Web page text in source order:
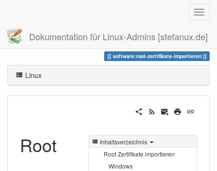
Dokumentation für Linux-Admins [stefanux.de]
Zuletzt angesehen root-zertifikate-importieren
software:root-zertifikate-importieren
Linux
Inhaltsverzeichnis
Root Zertifikate importieren
Windows
Root